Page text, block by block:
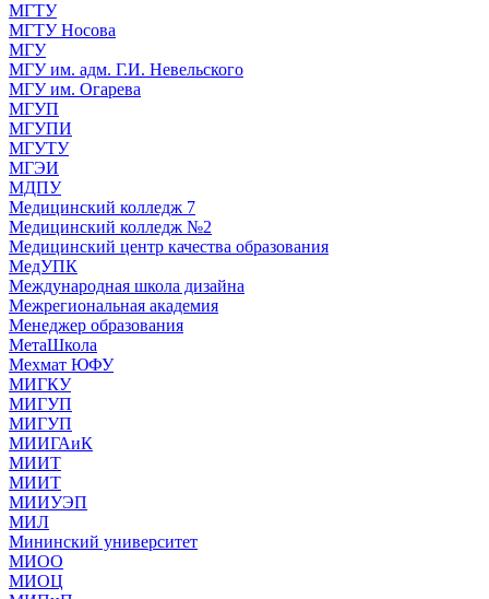
МГТУ
МГТУ Носова
МГУ
МГУ им. адм. Г.И. Невельского
МГУ им. Огарева
МГУП
МГУПИ
МГУТУ
МГЭИ
МДПУ
Медицинский колледж 7
Медицинский колледж №2
Медицинский центр качества образования
МедУПК
Международная школа дизайна
Межрегиональная академия
Менеджер образования
МетаШкола
Мехмат ЮФУ
МИГКУ
МИГУП
МИГУП
МИИГАиК
МИИТ
МИИТ
МИИУЭП
МИЛ
Мининский университет
МИОО
МИОЦ